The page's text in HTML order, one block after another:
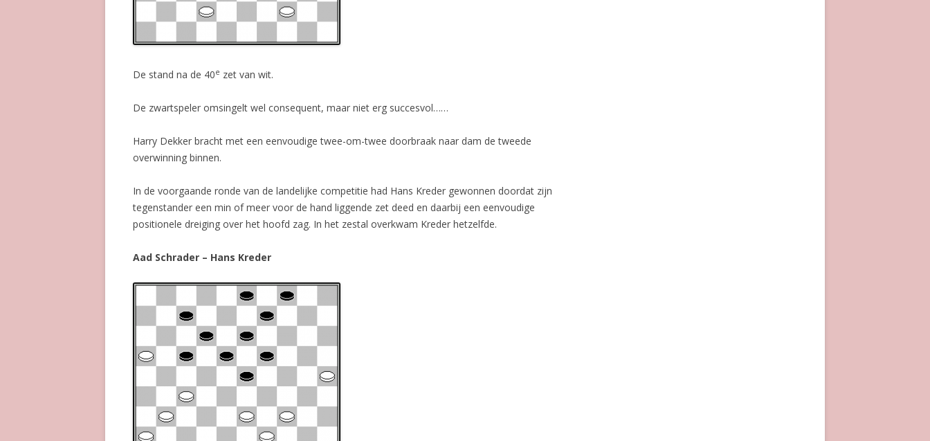
De stand na de 40e zet van wit.
De zwartspeler omsingelt wel consequent, maar niet erg succesvol……
Harry Dekker bracht met een eenvoudige twee-om-twee doorbraak naar dam de tweede
overwinning binnen.
In de voorgaande ronde van de landelijke competitie had Hans Kreder gewonnen doordat zijn
tegenstander een min of meer voor de hand liggende zet deed en daarbij een eenvoudige
positionele dreiging over het hoofd zag. In het zestal overkwam Kreder hetzelfde.
Aad Schrader – Hans Kreder